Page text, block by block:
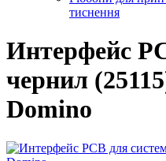
тиснення
Интерфейс
чернил
Domino